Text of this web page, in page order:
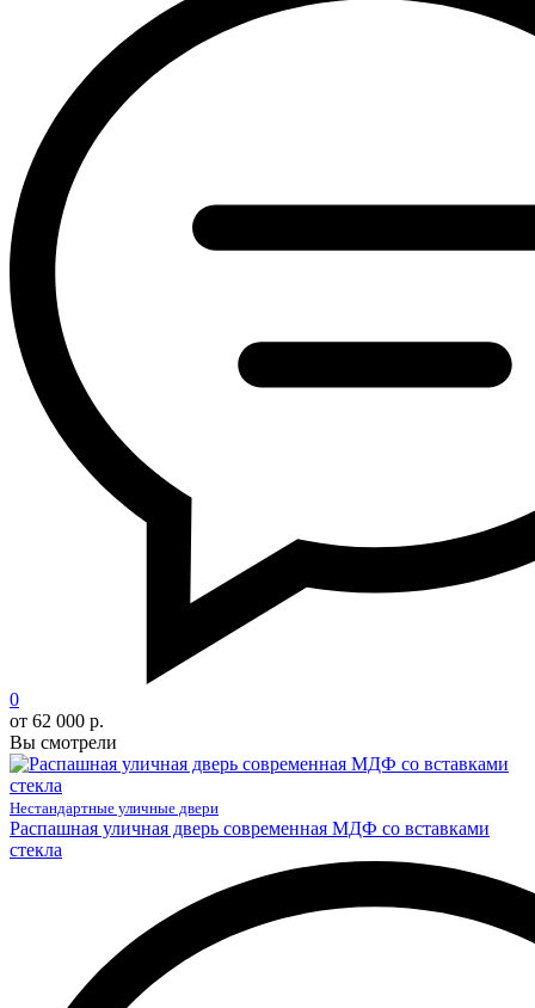
0
от 62 000 р.
Вы смотрели
Нестандартные уличные двери
Распашная уличная дверь современная МДФ со вставками
стекла